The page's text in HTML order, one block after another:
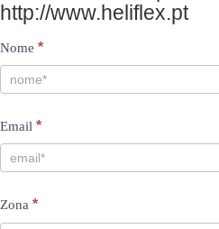
http://www.heliflex.pt
Contacts
PT
Nome *
Email *
Zona *
I
o
r